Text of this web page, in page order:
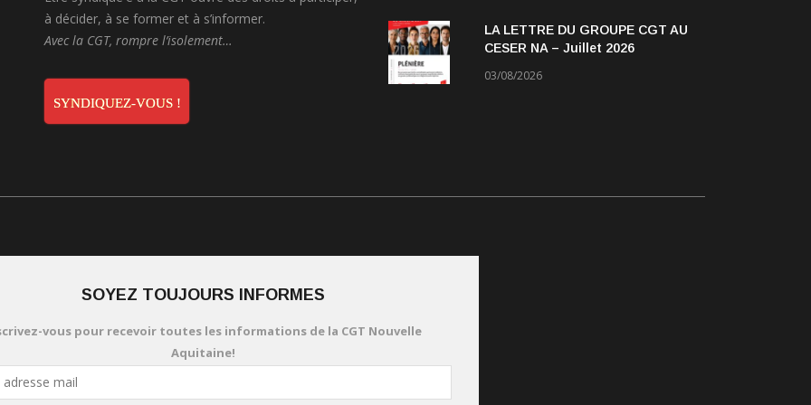
à décider, à se former et à s’informer.
Avec la CGT, rompre l’isolement…
SYNDIQUEZ-VOUS !
LA LETTRE DU GROUPE CGT AU
CESER NA – Juillet 2026
03/08/2026
SOYEZ TOUJOURS INFORMES
vous pour recevoir toutes les informations de la CGT Nouvelle
Aquitaine!